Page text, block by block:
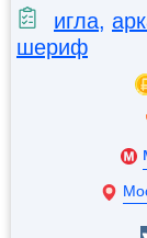
игла,
шериф